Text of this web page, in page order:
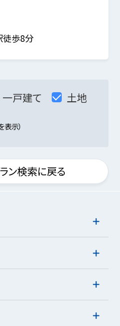
徒歩8分
一戸建て 土地
示）
ン検索に戻る